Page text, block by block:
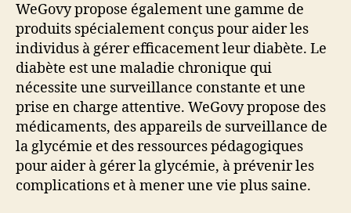
WeGovy propose également une gamme de
produits spécialement conçus pour aider les
individus à gérer efficacement leur diabète. Le
diabète est une maladie chronique qui
nécessite une surveillance constante et une
prise en charge attentive. WeGovy propose des
médicaments, des appareils de surveillance de
la glycémie et des ressources pédagogiques
pour aider à gérer la glycémie, à prévenir les
complications et à mener une vie plus saine.